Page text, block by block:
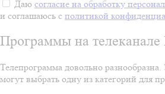
Даю согласие на обработку
и соглашаюсь с политикой
Программы на
Телепрограмма довольно
могут выбрать одну из категорий для